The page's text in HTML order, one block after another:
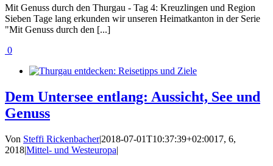
Mit Genuss durch den Thurgau - Tag 4: Kreuzlingen und Region
Sieben Tage lang erkunden wir unseren Heimatkanton in der Serie
"Mit Genuss durch den [...]
0
Dem Untersee entlang: Aussicht, See und
Genuss
Von Steffi Rickenbacher|2018-07-01T10:37:39+02:0017, 6,
2018|Mittel- und Westeuropa|